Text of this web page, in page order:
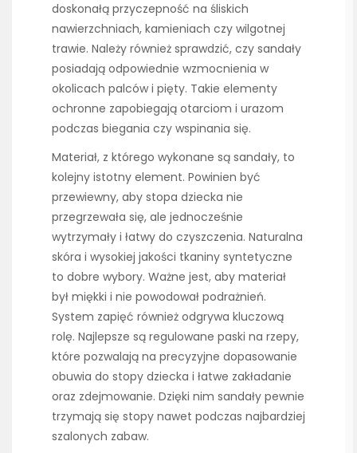
doskonałą przyczepność na śliskich
nawierzchniach, kamieniach czy wilgotnej
trawie. Należy również sprawdzić, czy sandały
posiadają odpowiednie wzmocnienia w
okolicach palców i pięty. Takie elementy
ochronne zapobiegają otarciom i urazom
podczas biegania czy wspinania się.
Materiał, z którego wykonane są sandały, to
kolejny istotny element. Powinien być
przewiewny, aby stopa dziecka nie
przegrzewała się, ale jednocześnie
wytrzymały i łatwy do czyszczenia. Naturalna
skóra i wysokiej jakości tkaniny syntetyczne
to dobre wybory. Ważne jest, aby materiał
był miękki i nie powodował podrażnień.
System zapięć również odgrywa kluczową
rolę. Najlepsze są regulowane paski na rzepy,
które pozwalają na precyzyjne dopasowanie
obuwia do stopy dziecka i łatwe zakładanie
oraz zdejmowanie. Dzięki nim sandały pewnie
trzymają się stopy nawet podczas najbardziej
szalonych zabaw.